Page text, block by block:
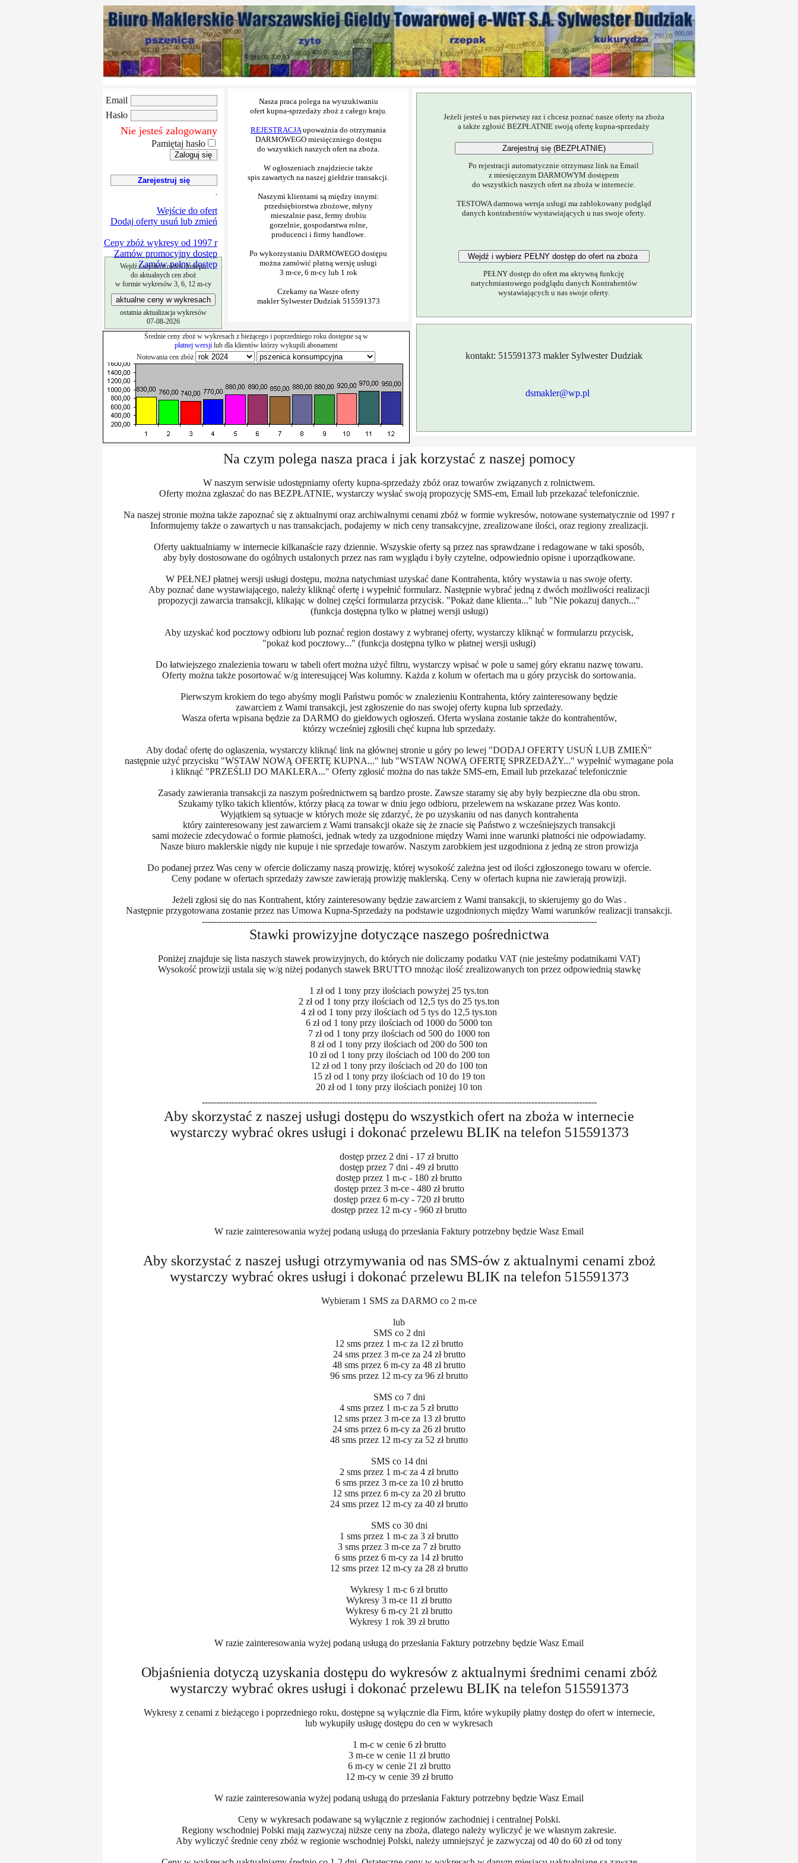
Email
Hasło
Nie jesteś zalogowany
Pamiętaj hasło
Wejście do ofert
Dodaj oferty usuń lub zmień
Ceny zbóż wykresy od 1997 r
Zamów promocyjny dostęp
Zamów pełny dostęp
Wejdź i wybierz okres dostepu
do aktualnych cen zboż
w formie wykresów 3, 6, 12 m-cy
ostatnia aktualizacja wykresów
07-08-2026
Jeżeli jesteś u nas pierwszy raz i chcesz poznać nasze oferty na zboża
a także zgłosić BEZPŁATNIE swoją ofertę kupna-sprzedaży
Po rejestracji automatycznie otrzymasz link na Email
z miesięcznym DARMOWYM dostępem
do wszystkich naszych ofert na zboża w internecie.
TESTOWA darmowa wersja usługi ma zablokowany podgląd
danych kontrahentów wystawiających u nas swoje oferty.
PEŁNY dostęp do ofert ma aktywną funkcję
natychmiastowego podglądu danych Kontrahentów
wystawiających u nas swoje oferty.
kontakt: 515591373 makler Sylwester Dudziak
dsmakler@wp.pl
Średnie ceny zboż w wykresach z bieżącego i poprzedniego roku dostępne są w
płatnej wersji lub dla klientów którzy wykupili abonament
Notowania cen zbóż
Na czym polega nasza praca i jak korzystać z naszej pomocy
W naszym serwisie udostępniamy oferty kupna-sprzedaży zbóż oraz towarów związanych z rolnictwem.
Oferty można zgłaszać do nas BEZPŁATNIE, wystarczy wysłać swoją propozycję SMS-em, Email lub przekazać telefonicznie.
Na naszej stronie można także zapoznać się z aktualnymi oraz archiwalnymi cenami zbóż w formie wykresów, notowane systematycznie od 1997 r
Informujemy także o zawartych u nas transakcjach, podajemy w nich ceny transakcyjne, zrealizowane ilości, oraz regiony zrealizacji.
Oferty uaktualniamy w internecie kilkanaście razy dziennie. Wszyskie oferty są przez nas sprawdzane i redagowane w taki sposób,
aby były dostosowane do ogólnych ustalonych przez nas ram wyglądu i były czytelne, odpowiednio opisne i uporządkowane.
W PEŁNEJ płatnej wersji usługi dostępu, można natychmiast uzyskać dane Kontrahenta, który wystawia u nas swoje oferty.
Aby poznać dane wystawiającego, należy kliknąć ofertę i wypełnić formularz. Następnie wybrać jedną z dwóch możliwości realizacji
propozycji zawarcia transakcji, klikając w dolnej części formularza przycisk. "Pokaż dane klienta..." lub "Nie pokazuj danych..."
(funkcja dostępna tylko w płatnej wersji usługi)
Aby uzyskać kod pocztowy odbioru lub poznać region dostawy z wybranej oferty, wystarczy kliknąć w formularzu przycisk,
"pokaż kod pocztowy..." (funkcja dostępna tylko w płatnej wersji usługi)
Do łatwiejszego znalezienia towaru w tabeli ofert można użyć filtru, wystarczy wpisać w pole u samej góry ekranu nazwę towaru.
Oferty można także posortować w/g interesującej Was kolumny. Każda z kolum w ofertach ma u góry przycisk do sortowania.
Pierwszym krokiem do tego abyśmy mogli Państwu pomóc w znalezieniu Kontrahenta, który zainteresowany będzie
zawarciem z Wami transakcji, jest zgłoszenie do nas swojej oferty kupna lub sprzedaży.
Wasza oferta wpisana będzie za DARMO do giełdowych ogłoszeń. Oferta wysłana zostanie także do kontrahentów,
którzy wcześniej zgłosili chęć kupna lub sprzedaży.
Aby dodać ofertę do ogłaszenia, wystarczy kliknąć link na głównej stronie u góry po lewej "DODAJ OFERTY USUŃ LUB ZMIEŃ"
następnie użyć przycisku "WSTAW NOWĄ OFERTĘ KUPNA..." lub "WSTAW NOWĄ OFERTĘ SPRZEDAŻY..." wypełnić wymagane pola
i kliknąć "PRZEŚLIJ DO MAKLERA..." Oferty zgłosić można do nas także SMS-em, Email lub przekazać telefonicznie
Zasady zawierania transakcji za naszym pośrednictwem są bardzo proste. Zawsze staramy się aby były bezpieczne dla obu stron.
Szukamy tylko takich klientów, którzy płacą za towar w dniu jego odbioru, przelewem na wskazane przez Was konto.
Wyjątkiem są sytuacje w których może się zdarzyć, że po uzyskaniu od nas danych kontrahenta
który zainteresowany jest zawarciem z Wami transakcji okaże się że znacie się Państwo z wcześniejszych transakcji
sami możecie zdecydować o formie płatności, jednak wtedy za uzgodnione między Wami inne warunki płatności nie odpowiadamy.
Nasze biuro maklerskie nigdy nie kupuje i nie sprzedaje towarów. Naszym zarobkiem jest uzgodniona z jedną ze stron prowizja
Do podanej przez Was ceny w ofercie doliczamy naszą prowizję, której wysokość zależna jest od ilości zgłoszonego towaru w ofercie.
Ceny podane w ofertach sprzedaży zawsze zawierają prowizję maklerską. Ceny w ofertach kupna nie zawierają prowizji.
Jeżeli zgłosi się do nas Kontrahent, który zainteresowany będzie zawarciem z Wami transakcji, to skierujemy go do Was .
Następnie przygotowana zostanie przez nas Umowa Kupna-Sprzedaży na podstawie uzgodnionych między Wami warunków realizacji transakcji.
-------------------------------------------------------------------------------------------------------------------------------------
Stawki prowizyjne dotyczące naszego pośrednictwa
Poniżej znajduje się lista naszych stawek prowizyjnych, do których nie doliczamy podatku VAT (nie jesteśmy podatnikami VAT)
Wysokość prowizji ustala się w/g niżej podanych stawek BRUTTO mnożąc ilość zrealizowanych ton przez odpowiednią stawkę
1 zł od 1 tony przy ilościach powyżej 25 tys.ton
2 zł od 1 tony przy ilościach od 12,5 tys do 25 tys.ton
4 zł od 1 tony przy ilościach od 5 tys do 12,5 tys.ton
6 zł od 1 tony przy ilościach od 1000 do 5000 ton
7 zł od 1 tony przy ilościach od 500 do 1000 ton
8 zł od 1 tony przy ilościach od 200 do 500 ton
10 zł od 1 tony przy ilościach od 100 do 200 ton
12 zł od 1 tony przy ilościach od 20 do 100 ton
15 zł od 1 tony przy ilościach od 10 do 19 ton
20 zł od 1 tony przy ilościach poniżej 10 ton
-------------------------------------------------------------------------------------------------------------------------------------
Aby skorzystać z naszej usługi dostępu do wszystkich ofert na zboża w internecie
wystarczy wybrać okres usługi i dokonać przelewu BLIK na telefon 515591373
dostęp przez 2 dni - 17 zł brutto
dostęp przez 7 dni - 49 zł brutto
dostęp przez 1 m-c - 180 zł brutto
dostęp przez 3 m-ce - 480 zł brutto
dostęp przez 6 m-cy - 720 zł brutto
dostęp przez 12 m-cy - 960 zł brutto
W razie zainteresowania wyżej podaną usługą do przesłania Faktury potrzebny będzie Wasz Email
Aby skorzystać z naszej usługi otrzymywania od nas SMS-ów z aktualnymi cenami zboż
wystarczy wybrać okres usługi i dokonać przelewu BLIK na telefon 515591373
Wybieram 1 SMS za DARMO co 2 m-ce
lub
SMS co 2 dni
12 sms przez 1 m-c za 12 zł brutto
24 sms przez 3 m-ce za 24 zł brutto
48 sms przez 6 m-cy za 48 zł brutto
96 sms przez 12 m-cy za 96 zł brutto
SMS co 7 dni
4 sms przez 1 m-c za 5 zł brutto
12 sms przez 3 m-ce za 13 zł brutto
24 sms przez 6 m-cy za 26 zł brutto
48 sms przez 12 m-cy za 52 zł brutto
SMS co 14 dni
2 sms przez 1 m-c za 4 zł brutto
6 sms przez 3 m-ce za 10 zł brutto
12 sms przez 6 m-cy za 20 zł brutto
24 sms przez 12 m-cy za 40 zł brutto
SMS co 30 dni
1 sms przez 1 m-c za 3 zł brutto
3 sms przez 3 m-ce za 7 zł brutto
6 sms przez 6 m-cy za 14 zł brutto
12 sms przez 12 m-cy za 28 zł brutto
Wykresy 1 m-c 6 zł brutto
Wykresy 3 m-ce 11 zł brutto
Wykresy 6 m-cy 21 zł brutto
Wykresy 1 rok 39 zł brutto
W razie zainteresowania wyżej podaną usługą do przesłania Faktury potrzebny będzie Wasz Email
Objaśnienia dotyczą uzyskania dostępu do wykresów z aktualnymi średnimi cenami zbóż
wystarczy wybrać okres usługi i dokonać przelewu BLIK na telefon 515591373
Wykresy z cenami z bieżącego i poprzedniego roku, dostępne są wyłącznie dla Firm, które wykupiły płatny dostęp do ofert w internecie,
lub wykupiły usługę dostępu do cen w wykresach
1 m-c w cenie 6 zł brutto
3 m-ce w cenie 11 zł brutto
6 m-cy w cenie 21 zł brutto
12 m-cy w cenie 39 zł brutto
W razie zainteresowania wyżej podaną usługą do przesłania Faktury potrzebny będzie Wasz Email
Ceny w wykresach podawane są wyłącznie z regionów zachodniej i centralnej Polski.
Regiony wschodniej Polski mają zazwyczaj niższe ceny na zboża, dlatego należy wyliczyć je we własnym zakresie.
Aby wyliczyć średnie ceny zbóż w regionie wschodniej Polski, należy umniejszyć je zazwyczaj od 40 do 60 zł od tony